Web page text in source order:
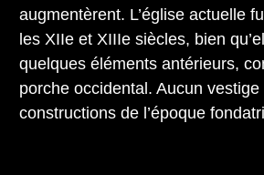
augmentèrent. L’église actuelle
les XIIe et XIIIe siècles, bien
quelques éléments antérieurs,
porche occidental. Aucun
constructions de l’époque